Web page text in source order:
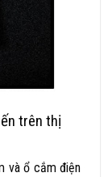
trên thị
và ổ cắm điện